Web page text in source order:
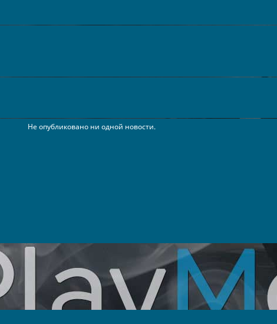
Не опубликовано ни одной новости.